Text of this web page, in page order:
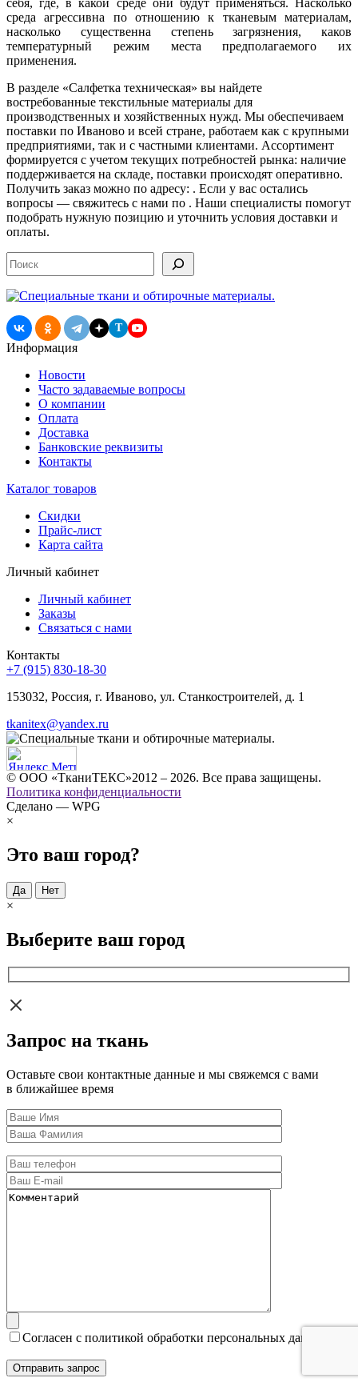
себя, где, в какой среде они будут применяться. Насколько
среда агрессивна по отношению к тканевым материалам,
насколько существенна степень загрязнения, каков
температурный режим места предполагаемого их
применения.
В разделе «Салфетка техническая» вы найдете
востребованные текстильные материалы для
производственных и хозяйственных нужд. Мы обеспечиваем
поставки по Иваново и всей стране, работаем как с крупными
предприятиями, так и с частными клиентами. Ассортимент
формируется с учетом текущих потребностей рынка: наличие
поддерживается на складе, поставки происходят оперативно.
Получить заказ можно по адресу: . Если у вас остались
вопросы — свяжитесь с нами по . Наши специалисты помогут
подобрать нужную позицию и уточнить условия доставки и
оплаты.
Поиск
T
Информация
Новости
Часто задаваемые вопросы
О компании
Оплата
Доставка
Банковские реквизиты
Контакты
Каталог товаров
Скидки
Прайс-лист
Карта сайта
Личный кабинет
Личный кабинет
Заказы
Связаться с нами
Контакты
+7 (915) 830-18-30
153032, Россия, г. Иваново, ул. Станкостроителей, д. 1
tkanitex@yandex.ru
© ООО «ТканиТЕКС»2012 – 2026. Все права защищены.
Политика конфиденциальности
Сделано — WPG
×
Это ваш город?
Да Нет
×
Выберите ваш город
Запрос на ткань
Оставьте свои контактные данные и мы свяжемся с вами
в ближайшее время
Согласен с политикой обработки персональных данных